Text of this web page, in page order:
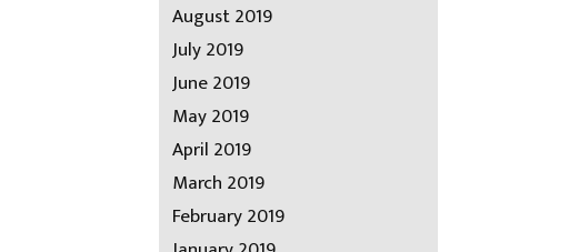
August 2019
July 2019
June 2019
May 2019
April 2019
March 2019
February 2019